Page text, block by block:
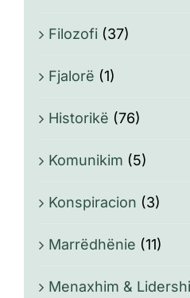
Filozofi (37)
Fjalorë (1)
Historikë (76)
Komunikim (5)
Konspiracion (3)
Marrëdhënie (11)
Menaxhim &